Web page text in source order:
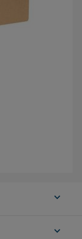
expand_more
expand_more